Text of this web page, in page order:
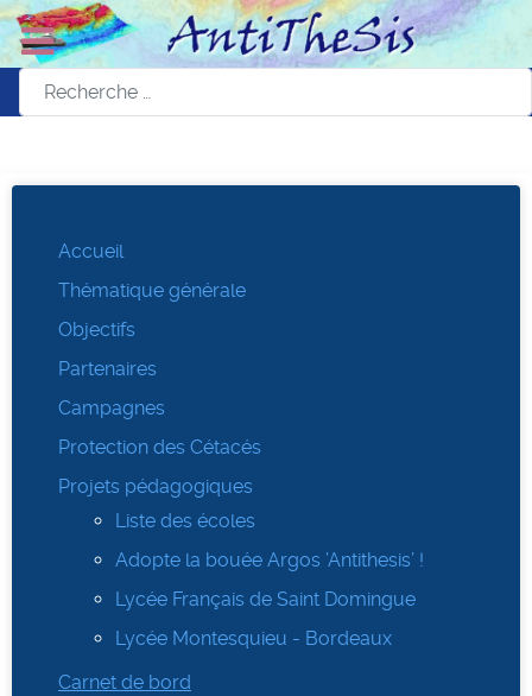
Accueil
Thématique générale
Objectifs
Partenaires
Campagnes
Protection des Cétacés
Projets pédagogiques
Liste des écoles
Adopte la bouée Argos ’Antithesis’ !
Lycée Français de Saint Domingue
Lycée Montesquieu - Bordeaux
Carnet de bord